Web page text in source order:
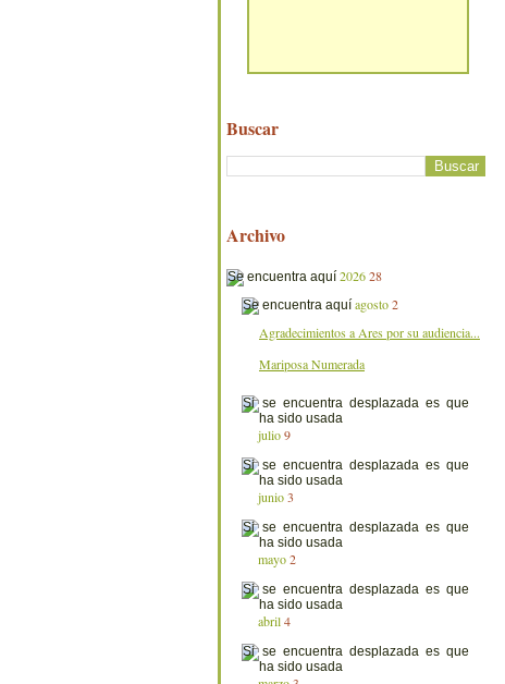
Buscar
Archivo
202628
agosto 2
Agradecimientos a Ares por su audiencia...
Mariposa Numerada
julio 9
junio 3
mayo 2
abril 4